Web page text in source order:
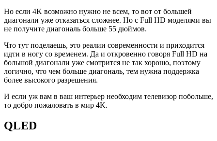
Но если 4K возможно нужно не всем, то вот от большей
диагонали уже отказаться сложнее. Но с Full HD моделями вы
не получите диагональ больше 55 дюймов.
Что тут поделаешь, это реалии современности и приходится
идти в ногу со временем. Да и откровенно говоря Full HD на
большой диагонали уже смотрится не так хорошо, поэтому
логично, что чем больше диагональ, тем нужна поддержка
более высокого разрешения.
И если уж вам в ваш интерьер необходим телевизор побольше,
то добро пожаловать в мир 4K.
QLED